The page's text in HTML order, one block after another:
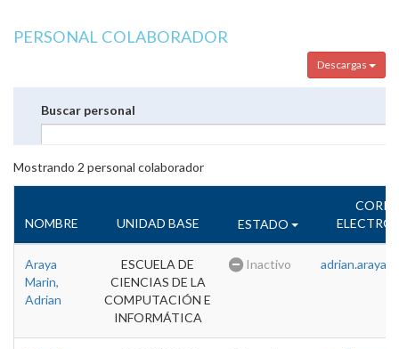
PERSONAL COLABORADOR
Descargas
Buscar personal
Mostrando 2 personal colaborador
NOMBRE UNIDAD BASE ESTADO
Araya
Marin,
Adrian
ESCUELA DE
CIENCIAS DE LA
COMPUTACIÓN E
INFORMÁTICA
Inactivo